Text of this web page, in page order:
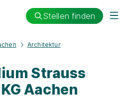
Stellen finden
Architektur
Strauss
Aachen